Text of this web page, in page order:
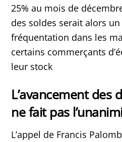
25% au mois de
des soldes serait alors
fréquentation dans les
certains commerçants
leur stock
L’avancement des
ne fait pas
L’appel de Francis